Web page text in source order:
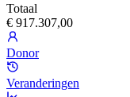
Totaal
€ 917.307,00
Donor
Veranderingen